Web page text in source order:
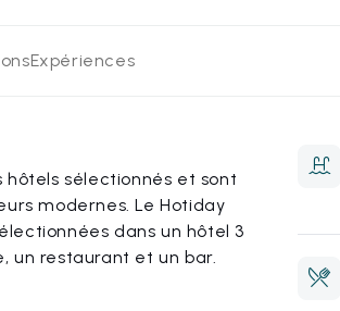
Expériences
hôtels sélectionnés et sont
modernes. Le Hotiday
dans un hôtel 3
un restaurant et un bar.